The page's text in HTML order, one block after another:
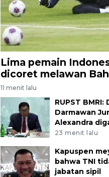
Lima pemain
dicoret melawan
11 menit lalu
RUPST
Darmawan
Alexandra
23 menit lalu
Kapuspen
bahwa TNI
jabatan sipil